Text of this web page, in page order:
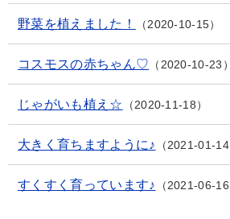
野菜を植えました！ 2020-10-15
コスモスの赤ちゃん♡ 2020-10-23
じゃがいも植え☆ 2020-11-18
大きく育ちますように♪ 2021-01-14
すくすく育っています♪ 2021-06-16